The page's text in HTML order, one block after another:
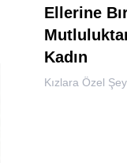
Ellerine
Kadın
Kızlara Özel